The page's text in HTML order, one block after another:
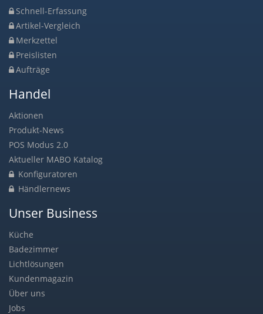
Schnell-Erfassung
Artikel-Vergleich
Merkzettel
Preislisten
Aufträge
Handel
Aktionen
Produkt-News
POS Modus 2.0
Aktueller MABO Katalog
Konfiguratoren
Händlernews
Unser Business
Küche
Badezimmer
Lichtlösungen
Kundenmagazin
Über uns
Jobs